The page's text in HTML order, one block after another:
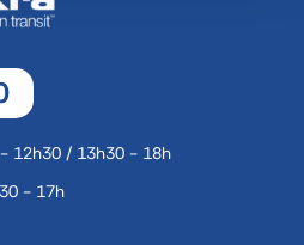
12h30 / 13h30 - 18h
- 17h